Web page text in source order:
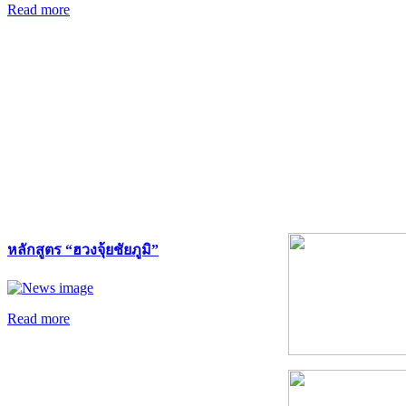
Read more
หลักสูตร “ฮวงจุ้ยชัยภูมิ”
Read more